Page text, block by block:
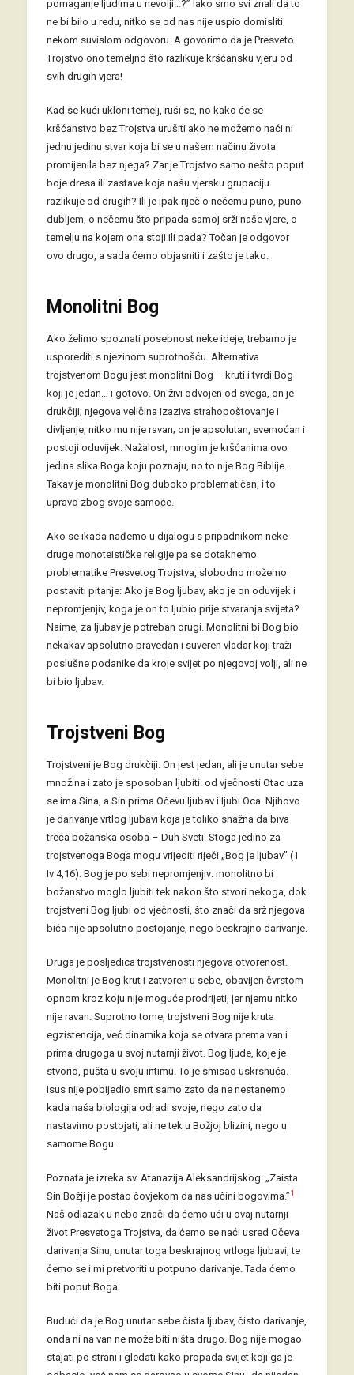
pomaganje ljudima u nevolji…?” Iako smo svi znali da to
ne bi bilo u redu, nitko se od nas nije uspio domisliti
nekom suvislom odgovoru. A govorimo da je Presveto
Trojstvo ono temeljno što razlikuje kršćansku vjeru od
svih drugih vjera!
Kad se kući ukloni temelj, ruši se, no kako će se
kršćanstvo bez Trojstva urušiti ako ne možemo naći ni
jednu jedinu stvar koja bi se u našem načinu života
promijenila bez njega? Zar je Trojstvo samo nešto poput
boje dresa ili zastave koja našu vjersku grupaciju
razlikuje od drugih? Ili je ipak riječ o nečemu puno, puno
dubljem, o nečemu što pripada samoj srži naše vjere, o
temelju na kojem ona stoji ili pada? Točan je odgovor
ovo drugo, a sada ćemo objasniti i zašto je tako.
Monolitni Bog
Ako želimo spoznati posebnost neke ideje, trebamo je
usporediti s njezinom suprotnošću. Alternativa
trojstvenom Bogu jest monolitni Bog – kruti i tvrdi Bog
koji je jedan… i gotovo. On živi odvojen od svega, on je
drukčiji; njegova veličina izaziva strahopoštovanje i
divljenje, nitko mu nije ravan; on je apsolutan, svemoćan i
postoji oduvijek. Nažalost, mnogim je kršćanima ovo
jedina slika Boga koju poznaju, no to nije Bog Biblije.
Takav je monolitni Bog duboko problematičan, i to
upravo zbog svoje samoće.
Ako se ikada nađemo u dijalogu s pripadnikom neke
druge monoteističke religije pa se dotaknemo
problematike Presvetog Trojstva, slobodno možemo
postaviti pitanje: Ako je Bog ljubav, ako je on oduvijek i
nepromjenjiv, koga je on to ljubio prije stvaranja svijeta?
Naime, za ljubav je potreban drugi. Monolitni bi Bog bio
nekakav apsolutno pravedan i suveren vladar koji traži
poslušne podanike da kroje svijet po njegovoj volji, ali ne
bi bio ljubav.
Trojstveni Bog
Trojstveni je Bog drukčiji. On jest jedan, ali je unutar sebe
množina i zato je sposoban ljubiti: od vječnosti Otac uza
se ima Sina, a Sin prima Očevu ljubav i ljubi Oca. Njihovo
je darivanje vrtlog ljubavi koja je toliko snažna da biva
treća božanska osoba – Duh Sveti. Stoga jedino za
trojstvenoga Boga mogu vrijediti riječi „Bog je ljubav” (1
Iv 4,16). Bog je po sebi nepromjenjiv: monolitno bi
božanstvo moglo ljubiti tek nakon što stvori nekoga, dok
trojstveni Bog ljubi od vječnosti, što znači da srž njegova
bića nije apsolutno postojanje, nego beskrajno darivanje.
Druga je posljedica trojstvenosti njegova otvorenost.
Monolitni je Bog krut i zatvoren u sebe, obavijen čvrstom
opnom kroz koju nije moguće prodrijeti, jer njemu nitko
nije ravan. Suprotno tome, trojstveni Bog nije kruta
egzistencija, već dinamika koja se otvara prema van i
prima drugoga u svoj nutarnji život. Bog ljude, koje je
stvorio, pušta u svoju intimu. To je smisao uskrsnuća.
Isus nije pobijedio smrt samo zato da ne nestanemo
kada naša biologija odradi svoje, nego zato da
nastavimo postojati, ali ne tek u Božjoj blizini, nego u
samome Bogu.
Poznata je izreka sv. Atanazija Aleksandrijskog: „Zaista
Sin Božji je postao čovjekom da nas učini bogovima.”1
Naš odlazak u nebo znači da ćemo ući u ovaj nutarnji
život Presvetoga Trojstva, da ćemo se naći usred Očeva
darivanja Sinu, unutar toga beskrajnog vrtloga ljubavi, te
ćemo se i mi pretvoriti u potpuno darivanje. Tada ćemo
biti poput Boga.
Budući da je Bog unutar sebe čista ljubav, čisto darivanje,
onda ni na van ne može biti ništa drugo. Bog nije mogao
stajati po strani i gledati kako propada svijet koji ga je